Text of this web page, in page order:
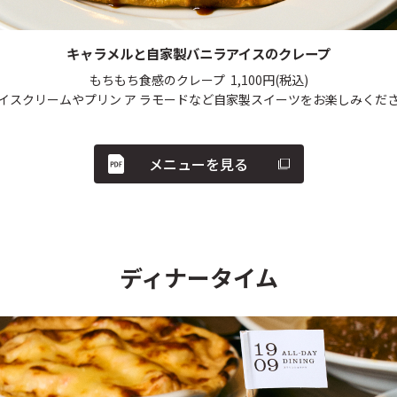
キャラメルと自家製バニラアイスのクレープ
もちもち食感のクレープ 1,100円(税込)
スクリームやプリン ア ラモードなど自家製スイーツをお楽しみくだ
メニューを見る
ディナータイム